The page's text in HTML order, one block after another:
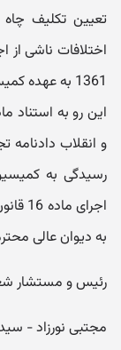
تعیین تکلیف چاه
اختلافات ناشی از
1361 به عهده
و انقلاب
رسیدگی به
به دیوان عالی
رئیس و مستشار شعبه 61 دادگاه تجدیدنظر
مجتبی نورزاد -